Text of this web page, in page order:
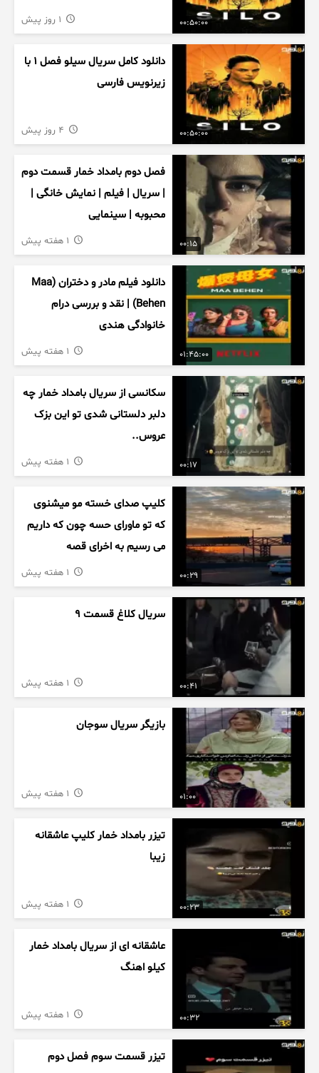
00:50:00
00:50:00
دانلود کامل سریال سیلو فصل ۱ با
زیرنویس فارسی
00:15
فصل دوم بامداد خمار قسمت دوم
| سریال | فیلم | نمایش خانگی |
محبوبه | سینمایی
01:45:00
دانلود فیلم مادر و دختران (Maa
Behen) | نقد و بررسی درام
خانوادگی هندی
00:17
سکانسی از سریال بامداد خمار چه
دلبر دلستانی شدی تو این بزک
عروس..
00:29
کلیپ صدای خسته مو میشنوی
که تو ماورای حسه چون که داریم
می رسیم به اخرای قصه
00:41
سریال کلاغ قسمت 9
01:00
بازیگر سریال سوجان
00:23
تیزر بامداد خمار کلیپ عاشقانه
زیبا
00:32
عاشقانه ای از سریال بامداد خمار
کیلو اهنگ
تیزر قسمت سوم فصل دوم